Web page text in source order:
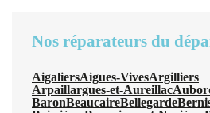
Nos réparateurs du
AigaliersAigues-VivesArgilliers
Arpaillargues-et-Aureillac
BaronBeaucaireBellegarde